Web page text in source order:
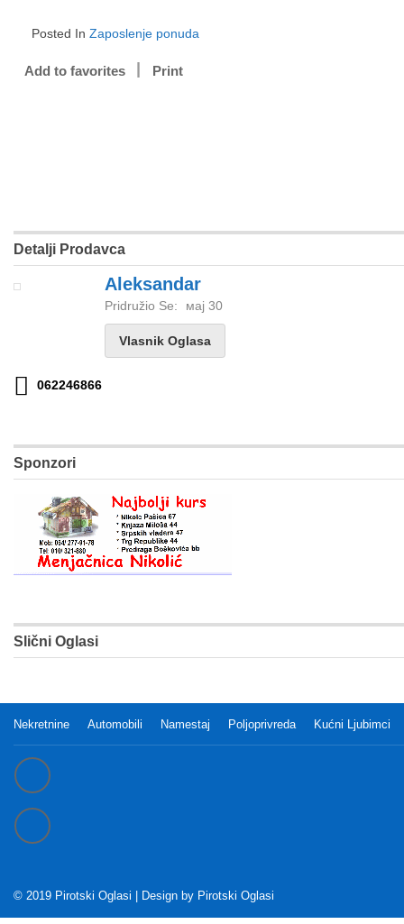
Posted In Zaposlenje ponuda
Add to favorites Print
Detalji Prodavca
Aleksandar
Pridružio Se: мај 30
Vlasnik Oglasa
062246866
Sponzori
Slični Oglasi
Nekretnine Automobili Namestaj Poljoprivreda Kućni Ljubimci
© 2019 Pirotski Oglasi | Design by Pirotski Oglasi